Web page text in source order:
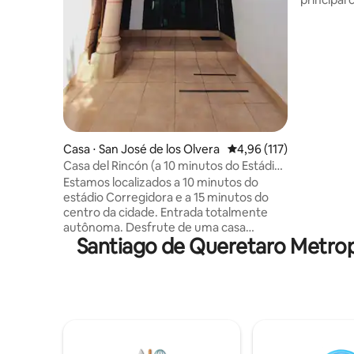
Casa ⋅ San José de los Olvera 4,96 de uma avaliação
4,96 (117)
Casa del Rincón (a 10 minutos do Estádio
Corregidora)
Estamos localizados a 10 minutos do
estádio Corregidora e a 15 minutos do
centro da cidade. Entrada totalmente
autônoma. Desfrute de uma casa
espaçosa com estilo boho-rústico, ideal
para até 5 pessoas. Localizado perto do
procuram um lugar espaçoso para ficar.
Santiago de Queretaro